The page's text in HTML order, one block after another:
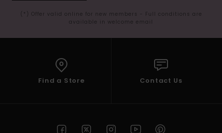
(*) Offer valid online for new members - Full conditions are
available in welcome email
Find a Store Contact Us